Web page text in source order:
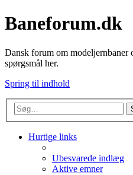
Baneforum.dk
Dansk forum om modeljernbaner
spørgsmål her.
Spring til indhold
Hurtige links
Ubesvarede indlæg
Aktive emner